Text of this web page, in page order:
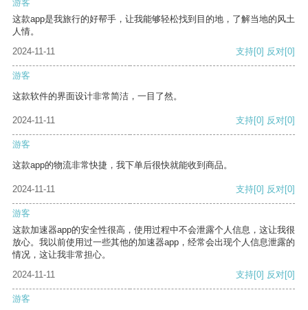
游客
这款app是我旅行的好帮手，让我能够轻松找到目的地，了解当地的风土
人情。
2024-11-11
支持[0] 反对[0]
游客
这款软件的界面设计非常简洁，一目了然。
2024-11-11 支持[0] 反对[0]
游客
这款app的物流非常快捷，我下单后很快就能收到商品。
2024-11-11 支持[0] 反对[0]
游客
这款加速器app的安全性很高，使用过程中不会泄露个人信息，这让我很
放心。我以前使用过一些其他的加速器app，经常会出现个人信息泄露的
情况，这让我非常担心。
2024-11-11
支持[0] 反对[0]
游客